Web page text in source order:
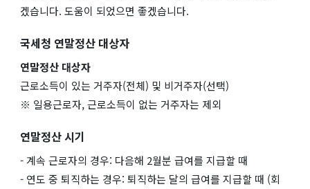
겠습니다. 도움이 되었으면 좋겠습니다.
국세청 연말정산 대상자
연말정산 대상자
근로소득이 있는 거주자(전체) 및 비거주자(선택)
※ 일용근로자, 근로소득이 없는 거주자는 제외
연말정산 시기
- 계속 근로자의 경우: 다음해 2월분 급여를 지급할 때
- 연도 중 퇴직하는 경우: 퇴직하는 달의 급여를 지급할 때 (회